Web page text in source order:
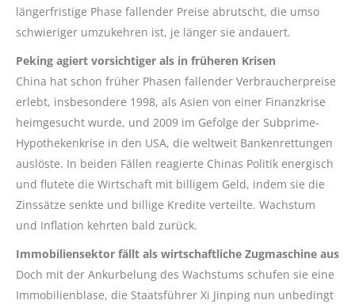
längerfristige Phase fallender Preise abrutscht, die umso
schwieriger umzukehren ist, je länger sie andauert.
Peking agiert vorsichtiger als in früheren Krisen
China hat schon früher Phasen fallender Verbraucherpreise
erlebt, insbesondere 1998, als Asien von einer Finanzkrise
heimgesucht wurde, und 2009 im Gefolge der Subprime-
Hypothekenkrise in den USA, die weltweit Bankenrettungen
auslöste. In beiden Fällen reagierte Chinas Politik energisch
und flutete die Wirtschaft mit billigem Geld, indem sie die
Zinssätze senkte und billige Kredite verteilte. Wachstum
und Inflation kehrten bald zurück.
Immobiliensektor fällt als wirtschaftliche Zugmaschine aus
Doch mit der Ankurbelung des Wachstums schufen sie eine
Immobilienblase, die Staatsführer Xi Jinping nun unbedingt